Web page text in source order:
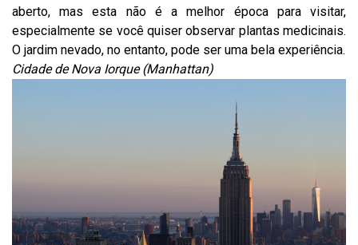
aberto, mas esta não é a melhor época para visitar,
especialmente se você quiser observar plantas medicinais.
O jardim nevado, no entanto, pode ser uma bela experiência.
Cidade de Nova Iorque (Manhattan)